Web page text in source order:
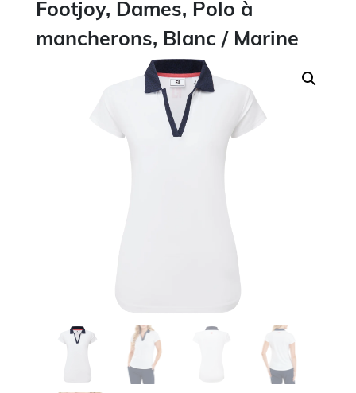
Footjoy, Dames, Polo à
mancherons, Blanc / Marine